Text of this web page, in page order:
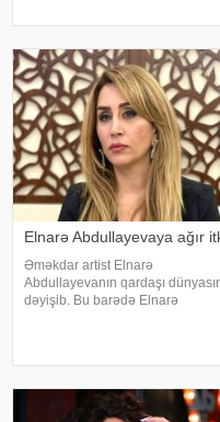
fikirlərlə bağlı "ədəbsizlik" ittiham
Elnarə Abdullayevaya ağır
Əməkdar artist Elnarə
Abdullayevanın qardaşı
dəyişib. Bu barədə Elnarə
elə bir itki yaşayır ki, onu heç bir
söz ifad